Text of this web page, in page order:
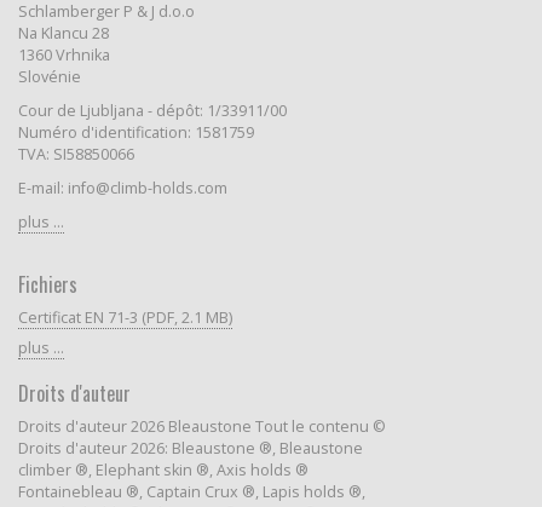
Schlamberger P & J d.o.o
Na Klancu 28
1360 Vrhnika
Slovénie
Cour de Ljubljana - dépôt: 1/33911/00
Numéro d'identification: 1581759
TVA: SI58850066
E-mail: info@climb-holds.com
plus ...
Fichiers
Certificat EN 71-3 (PDF, 2.1 MB)
plus ...
Droits d'auteur
Droits d'auteur 2026 Bleaustone Tout le contenu ©
Droits d'auteur 2026: Bleaustone ®, Bleaustone
climber ®, Elephant skin ®, Axis holds ®
Fontainebleau ®, Captain Crux ®, Lapis holds ®,